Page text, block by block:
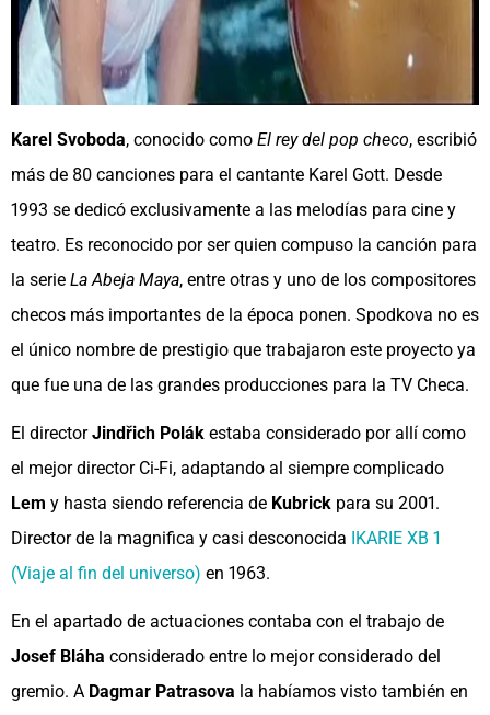
Karel Svoboda, conocido como El rey del pop checo, escribió
más de 80 canciones para el cantante Karel Gott. Desde
1993 se dedicó exclusivamente a las melodías para cine y
teatro. Es reconocido por ser quien compuso la canción para
la serie La Abeja Maya, entre otras y uno de los compositores
checos más importantes de la época ponen. Spodkova no es
el único nombre de prestigio que trabajaron este proyecto ya
que fue una de las grandes producciones para la TV Checa.
El directorJindřich Polák estaba considerado por allí como
el mejor director Ci-Fi, adaptando al siempre complicado
Lem y hasta siendo referencia de Kubrick para su 2001.
Director de la magnifica y casi desconocida IKARIE XB 1
(Viaje al fin del universo) en 1963.
En el apartado de actuaciones contaba con el trabajo de
Josef Bláha considerado entre lo mejor considerado del
gremio. A Dagmar Patrasova la habíamos visto también en